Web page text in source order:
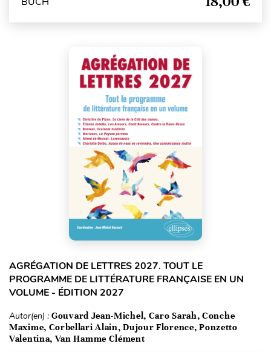
AGRÉGATION DE LETTRES 2027. TOUT LE
PROGRAMME DE LITTÉRATURE FRANÇAISE EN UN
VOLUME - ÉDITION 2027
Autor(en) : Gouvard Jean-Michel, Caro Sarah, Conche
Maxime, Corbellari Alain, Dujour Florence, Ponzetto
Valentina, Van Hamme Clément